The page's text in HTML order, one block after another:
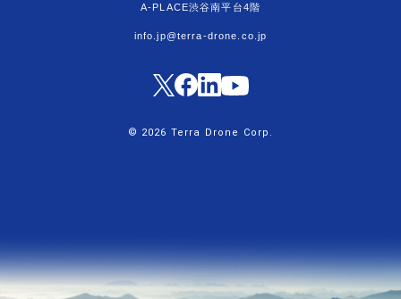
A-PLACE渋谷南平台4階
info.jp@terra-drone.co.jp
© 2026 Terra Drone Corp.